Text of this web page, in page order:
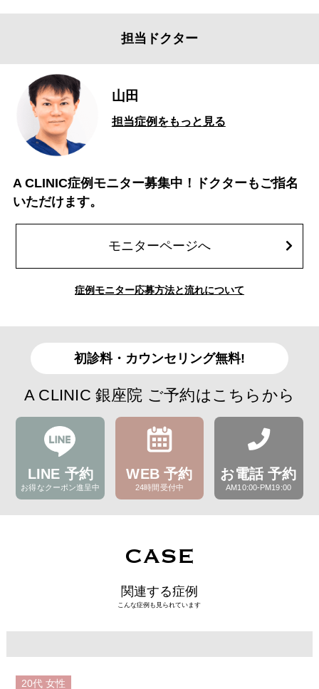
担当ドクター
山田
担当症例をもっと見る
A CLINIC症例モニター募集中！ドクターもご指名
いただけます。
モニターページへ
症例モニター応募方法と流れについて
初診料・カウンセリング無料!
A CLINIC 銀座院 ご予約はこちらから
LINE 予約
お得なクーポン進呈中
WEB 予約
24時間受付中
お電話 予約
AM10:00-PM19:00
CASE
関連する症例
こんな症例も見られています
20代 女性